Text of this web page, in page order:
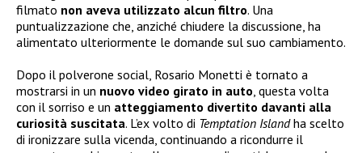
filmato non aveva utilizzato alcun filtro. Una
puntualizzazione che, anziché chiudere la discussione, ha
alimentato ulteriormente le domande sul suo cambiamento.
Dopo il polverone social, Rosario Monetti è tornato a
mostrarsi in un nuovo video girato in auto, questa volta
con il sorriso e un atteggiamento divertito davanti alla
curiosità suscitata. L’ex volto di Temptation Islandha scelto
di ironizzare sulla vicenda, continuando a ricondurre il